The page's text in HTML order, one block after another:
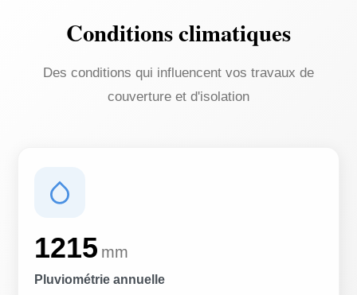
Conditions climatiques
Des conditions qui influencent vos travaux de
couverture et d'isolation
1215 mm
Pluviométrie annuelle